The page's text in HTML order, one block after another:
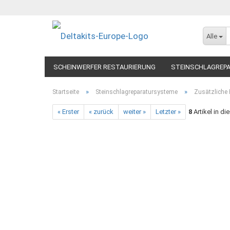
Alle
SCHEINWERFER RESTAURIERUNG
Startseite » Steinschlagreparatursysteme » Zusätzliche
« Erster « zurück weiter » Letzter » 8 Artikel in